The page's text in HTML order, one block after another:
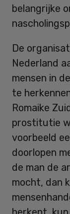
belangrijke
De
Nederland
mensen in
te
Romaike
prostitutie
voorbeeld
doorlopen
de man de
mocht, dan